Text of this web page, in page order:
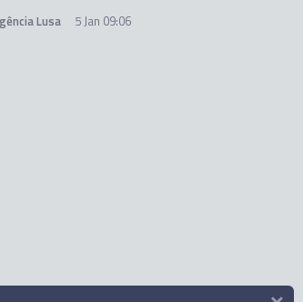
Lusa 5 Jan 09:06